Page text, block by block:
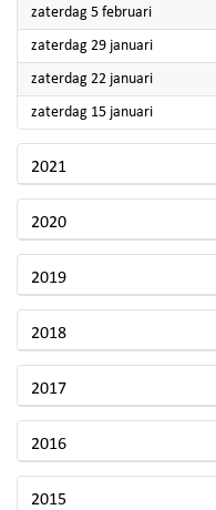
zaterdag 5 februari2022
zaterdag 29 januari2022
zaterdag 22 januari2022
zaterdag 15 januari2022
2021
2020
2019
2018
2017
2016
2015